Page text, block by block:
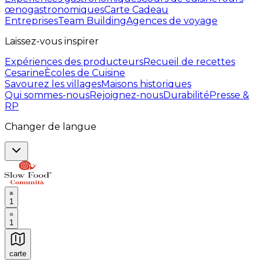
œnogastronomiquesCarte Cadeau
EntreprisesTeam BuildingAgences de voyage
Laissez-vous inspirer
Expériences des producteursRecueil de recettes
CesarineÈcoles de Cuisine
Savourez les villagesMaisons historiques
Qui sommes-nousRejoignez-nousDurabilitéPresse &
RP
Changer de langue
1
1
carte